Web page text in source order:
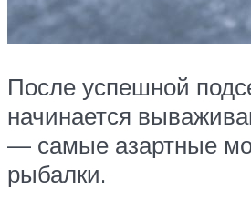
После успешной
начинается
— самые азартные
рыбалки.